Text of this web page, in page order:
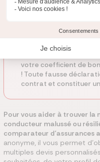
246
Attention : à nouvelle
d’assurance auto, il
votre coefficient de
! Toute fausse
contrat et constituer
Pour vous aider à trouver la
conducteur malussé ou
comparateur d’assurances
anonyme, il vous permet
multiples devis